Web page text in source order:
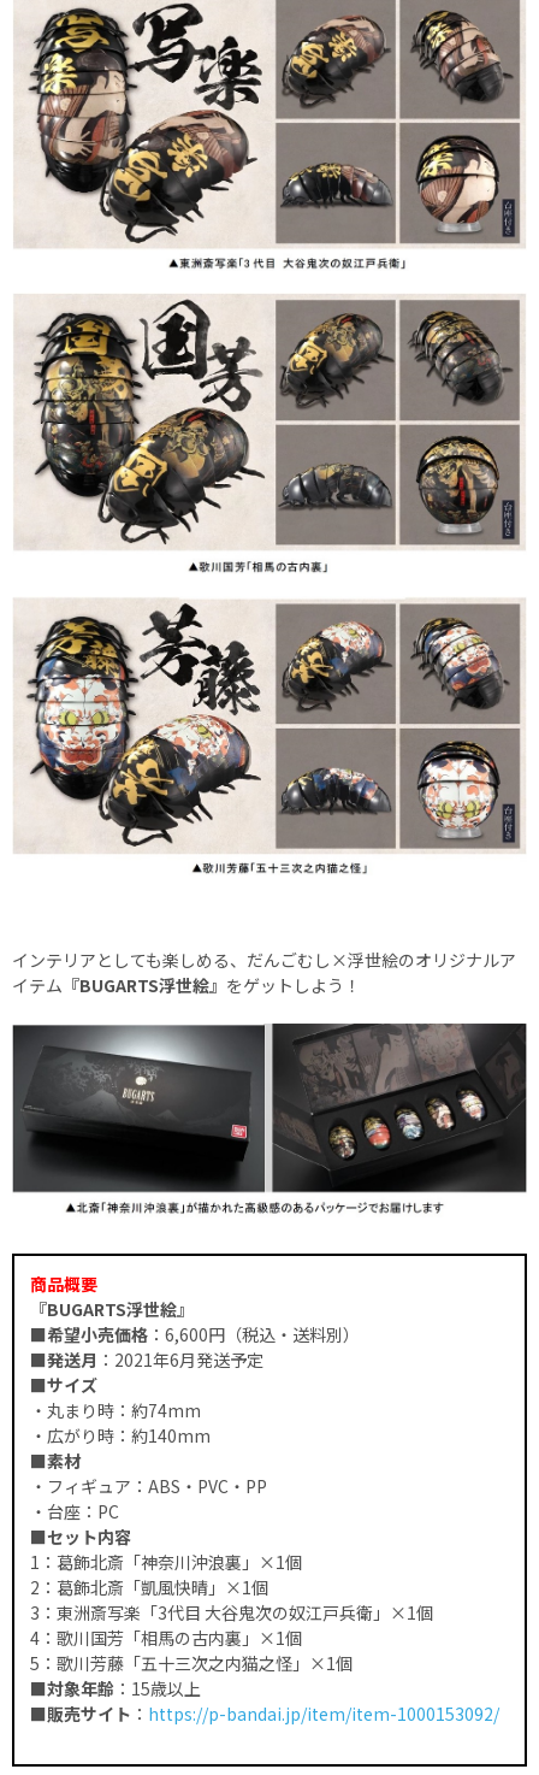
インテリアとしても楽しめる、だんごむし×浮世絵のオリジナルア
イテム 『BUGARTS浮世絵』 をゲットしよう！
商品概要
『BUGARTS浮世絵』
■希望小売価格 ：6,600円（税込・送料別）
■発送月 ：2021年6月発送予定
■サイズ
・丸まり時：約74mm
・広がり時：約140mm
■素材
・フィギュア：ABS・PVC・PP
・台座：PC
■セット内容
1：葛飾北斎「神奈川沖浪裏」×1個
2：葛飾北斎「凱風快晴」×1個
3：東洲斎写楽「3代目 大谷鬼次の奴江戸兵衛」×1個
4：歌川国芳「相馬の古内裏」×1個
5：歌川芳藤「五十三次之内猫之怪」×1個
■対象年齢 ：15歳以上
■販売サイト ： https://p-bandai.jp/item/item-1000153092/